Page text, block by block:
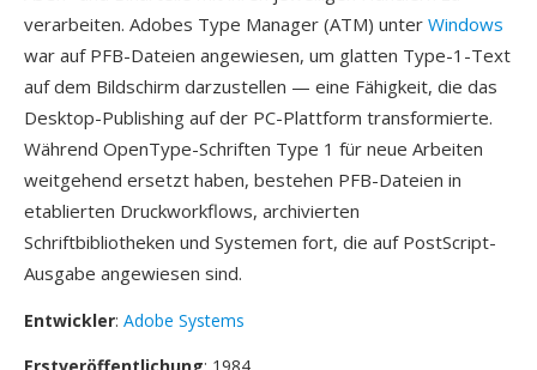
verarbeiten. Adobes Type Manager (ATM) unter Windows
war auf PFB-Dateien angewiesen, um glatten Type-1-Text
auf dem Bildschirm darzustellen — eine Fähigkeit, die das
Desktop-Publishing auf der PC-Plattform transformierte.
Während OpenType-Schriften Type 1 für neue Arbeiten
weitgehend ersetzt haben, bestehen PFB-Dateien in
etablierten Druckworkflows, archivierten
Schriftbibliotheken und Systemen fort, die auf PostScript-
Ausgabe angewiesen sind.
Entwickler: Adobe Systems